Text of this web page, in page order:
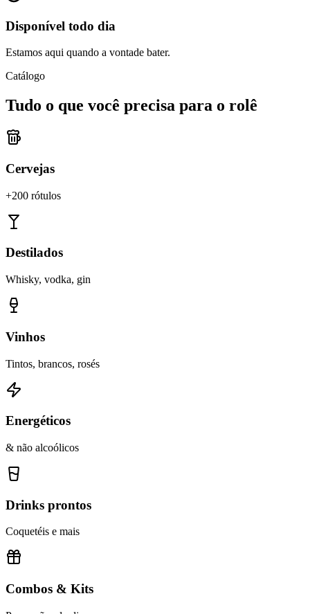
Disponível todo dia
Estamos aqui quando a vontade bater.
Catálogo
Tudo o que você precisa para o rolê
Cervejas
+200 rótulos
Destilados
Whisky, vodka, gin
Vinhos
Tintos, brancos, rosés
Energéticos
& não alcoólicos
Drinks prontos
Coquetéis e mais
Combos & Kits